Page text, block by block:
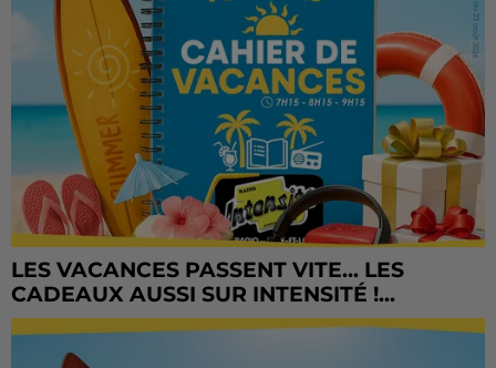
LES VACANCES PASSENT VITE... LES
CADEAUX AUSSI SUR INTENSITÉ !...